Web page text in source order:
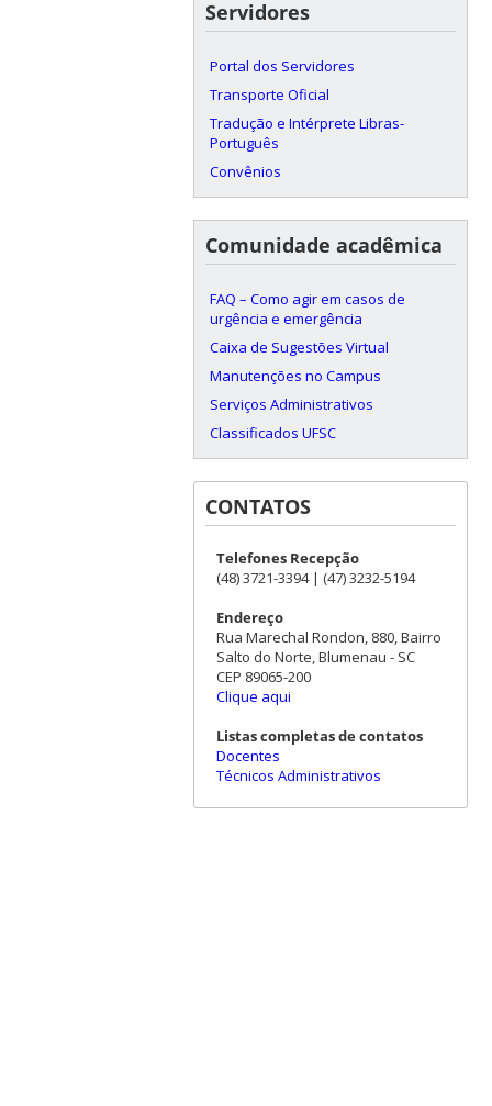
Servidores
Portal dos Servidores
Transporte Oficial
Tradução e Intérprete Libras-
Português
Convênios
Comunidade acadêmica
FAQ – Como agir em casos de
urgência e emergência
Caixa de Sugestões Virtual
Manutenções no Campus
Serviços Administrativos
Classificados UFSC
CONTATOS
Telefones Recepção
(48) 3721-3394 | (47) 3232-5194
Endereço
Rua Marechal Rondon, 880, Bairro
Salto do Norte, Blumenau - SC
CEP 89065-200
Clique aqui
Listas completas de contatos
Docentes
Técnicos Administrativos